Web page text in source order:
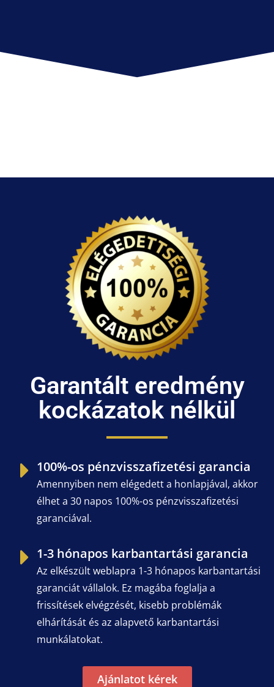
Garantált eredmény
kockázatok nélkül
100%-os pénzvisszafizetési garancia
Amennyiben nem elégedett a honlapjával, akkor
élhet a 30 napos 100%-os pénzvisszafizetési
garanciával.
1-3 hónapos karbantartási garancia
Az elkészült weblapra 1-3 hónapos karbantartási
garanciát vállalok. Ez magába foglalja a
frissítések elvégzését, kisebb problémák
elhárítását és az alapvető karbantartási
munkálatokat.
Ajánlatot kérek